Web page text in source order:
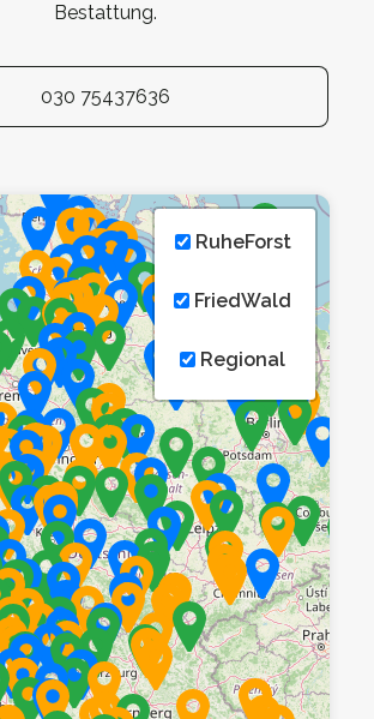
Bestattung.
030 75437636
RuheForst
FriedWald
Regional